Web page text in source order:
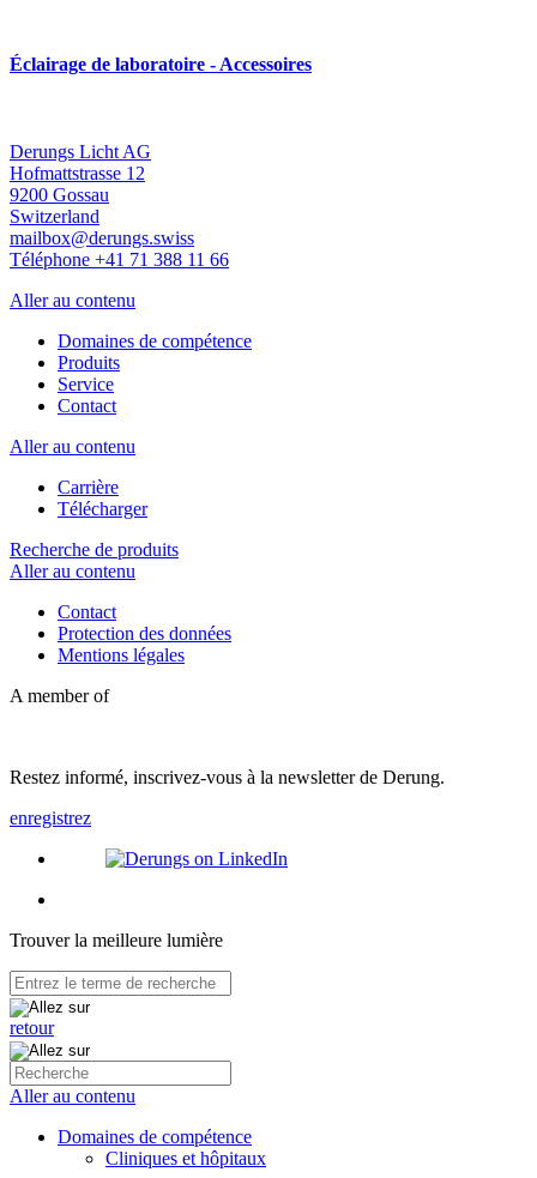
Éclairage de laboratoire - Accessoires
Derungs Licht AG
Hofmattstrasse 12
9200 Gossau
Switzerland
mailbox@derungs.swiss
Téléphone +41 71 388 11 66
Aller au contenu
Domaines de compétence
Produits
Service
Contact
Aller au contenu
Carrière
Télécharger
Recherche de produits
Aller au contenu
Contact
Protection des données
Mentions légales
A member of
Restez informé, inscrivez-vous à la newsletter de Derung.
enregistrez
Trouver la meilleure lumière
retour
Aller au contenu
Domaines de compétence
Cliniques et hôpitaux